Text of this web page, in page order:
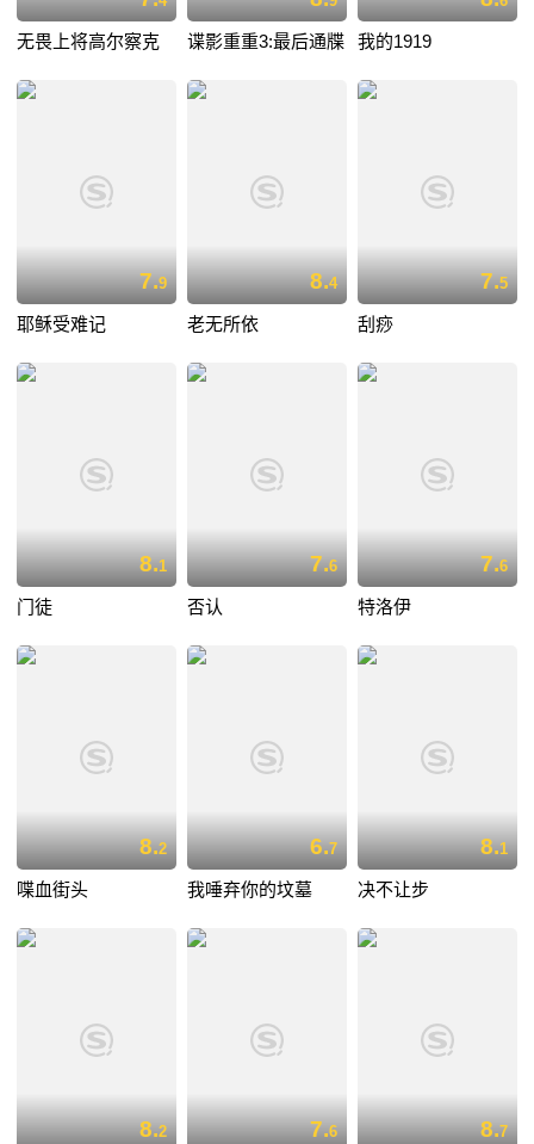
无畏上将高尔察克 谍影重重3:最后通牒 我的1919
7.9
耶稣受难记
8.4
老无所依
7.5
刮痧
8.1
门徒
7.6
否认
7.6
特洛伊
8.2
喋血街头
6.7
我唾弃你的坟墓
8.1
决不让步
8.2 7.6 8.7